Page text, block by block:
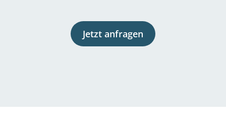
Jetzt anfragen